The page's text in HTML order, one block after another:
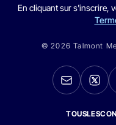
En cliquant sur s'inscrire,
© 2026 Talmont